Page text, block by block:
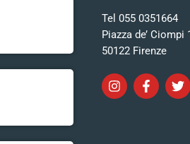
Tel 055 0351664
Piazza de’ Ciompi
50122 Firenze